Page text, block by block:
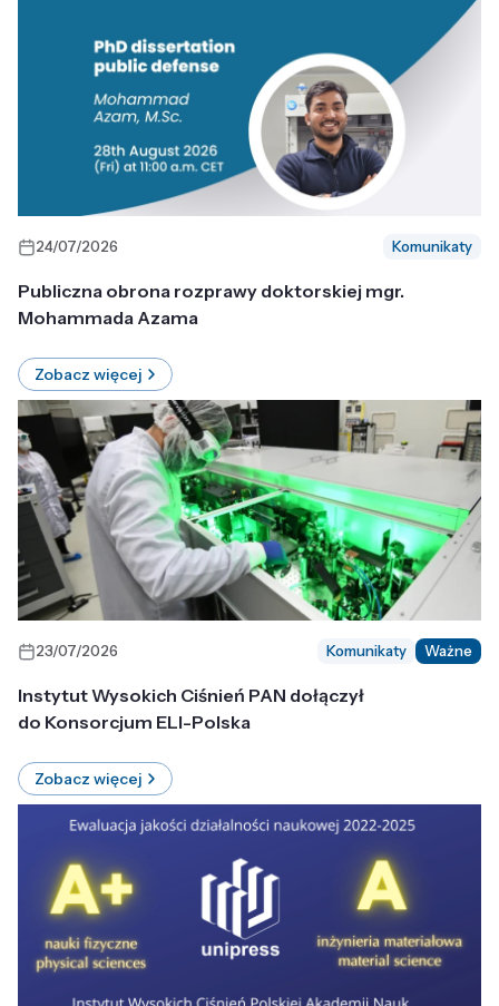
24/07/2026 Komunikaty
Publiczna obrona rozprawy doktorskiej mgr.
Mohammada Azama
Zobacz więcej
23/07/2026 Komunikaty Ważne
Instytut Wysokich Ciśnień PAN dołączył
do Konsorcjum ELI-Polska
Zobacz więcej